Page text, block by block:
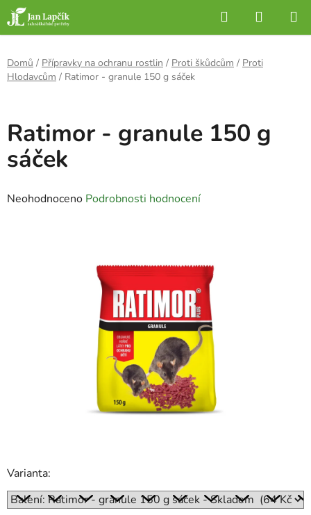
Přejít
na
obsah
Hledat
KOŠÍK
Domů / Přípravky na ochranu rostlin / Proti škůdcům / Proti
Hlodavcům / Ratimor - granule 150 g sáček
Varianta:
Ratimor - granule 150 g
sáček
Průměrné
Neohodnoceno Podrobnosti hodnocení